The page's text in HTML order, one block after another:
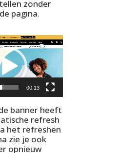
zonder
pagina.
00:13
banner heeft
refresh
het refreshen
zie je ook
opnieuw